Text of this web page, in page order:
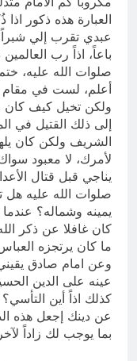
العبارة هذه ذكور
عبدي تقرب إلي شبراً
باعاً، اذاً رب
صلوات الله علیه، ختم
أعلم، لست في مقام
ولكن تخیل كیف كان
إلی ذلك القتیل في
الشریف ولكن كان
لأمرك، لا معبود
یناجي قبل قتال
صلوات الله علیه هل
یمینه وشماله؟
كان غافلا عن ذكر
ما كان یرتجزه
وعن امام صادق
عینه علی الدین
كذلك اذاً أين
عن دینك إجعل هذه
بما یوجب لك زاداً